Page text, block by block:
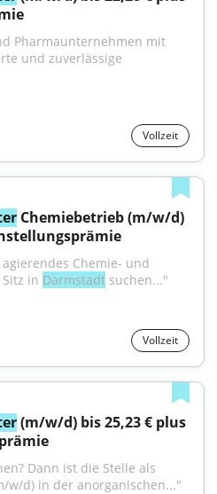
Pharmaunternehmen mit
und zuverlässige
Vollzeit
Chemiebetrieb (m/w/d)
Chemie- und
in Darmstadt suchen..."
Vollzeit
(m/w/d) bis 25,23 € plus
w/d) in der anorganischen..."